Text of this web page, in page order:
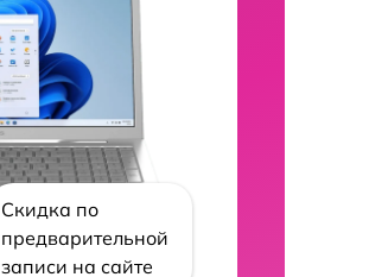
Скидка по
предварительной
записи на сайте